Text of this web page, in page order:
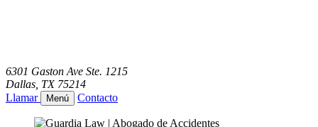
6301 Gaston Ave Ste. 1215
Dallas TX 75214
Llamar
Menú Contacto